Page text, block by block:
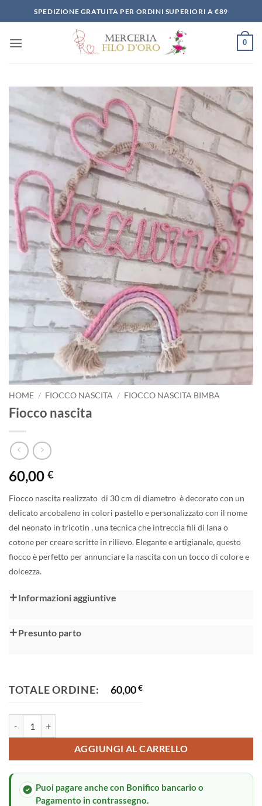
ai
SPEDIZIONE GRATUITA PER ORDINI SUPERIORI A €89
0
Aggiungi
alla lista
dei
desideri
HOME / FIOCCO NASCITA / FIOCCO NASCITA BIMBA
Fiocco nascita
60,00 €
Fiocco nascita realizzato di 30 cm di diametro è decorato con un
delicato arcobaleno in colori pastello e personalizzato con il nome
del neonato in tricotin ,una tecnica che intreccia fili di lana o
cotone per creare scritte in rilievo. Elegante e artigianale, questo
fiocco è perfetto per annunciare la nascita con un tocco di colore e
dolcezza.
Informazioni aggiuntive
Presunto parto
TOTALE ORDINE: 60,00€
AGGIUNGI AL CARRELLO
Alternative:
Puoi pagare anche con Bonifico bancario o
Pagamento in contrassegno.